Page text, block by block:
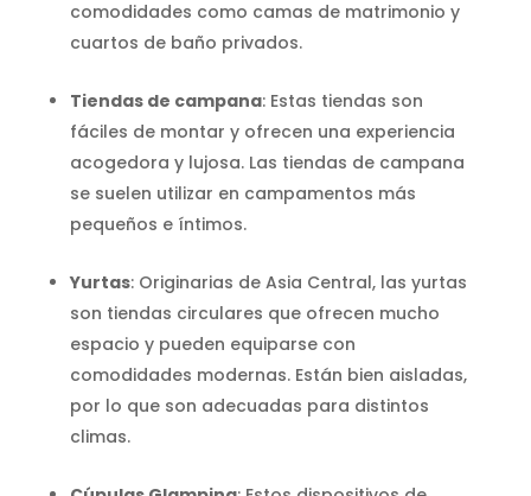
comodidades como camas de matrimonio y
cuartos de baño privados.
Tiendas de campana: Estas tiendas son
fáciles de montar y ofrecen una experiencia
acogedora y lujosa. Las tiendas de campana
se suelen utilizar en campamentos más
pequeños e íntimos.
Yurtas: Originarias de Asia Central, las yurtas
son tiendas circulares que ofrecen mucho
espacio y pueden equiparse con
comodidades modernas. Están bien aisladas,
por lo que son adecuadas para distintos
climas.